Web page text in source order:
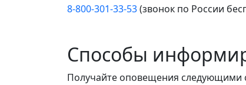
8-800-301-33-53(звонок по России
Способы
Получайте оповещения следующими